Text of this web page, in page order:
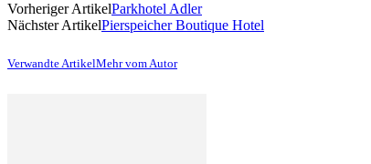
Vorheriger ArtikelParkhotel Adler
Nächster ArtikelPierspeicher Boutique Hotel
Verwandte ArtikelMehr vom Autor